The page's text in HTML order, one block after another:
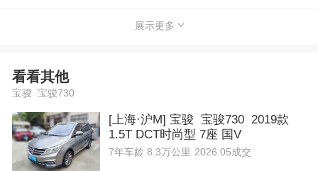
展示更多
看看其他
宝骏 宝骏730
[上海·沪M] 宝骏 宝骏730 2019款
1.5T DCT时尚型 7座 国V
7年车龄 8.3万公里 2026.05成交